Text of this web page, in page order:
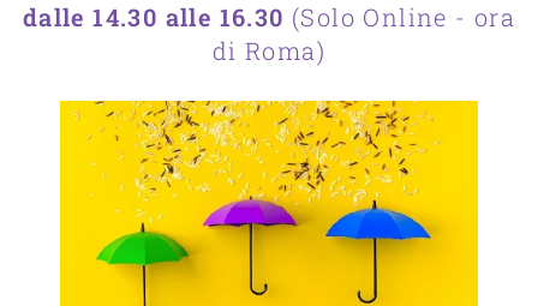
dalle 14.30 alle 16.30 (Solo Online - ora
di Roma)